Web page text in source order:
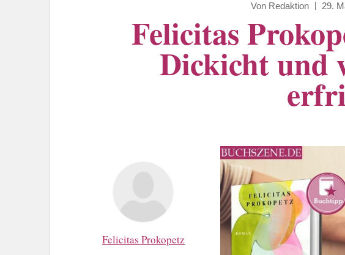
Von Redaktion 29.
Felicitas
Dickicht und
Felicitas Prokopetz